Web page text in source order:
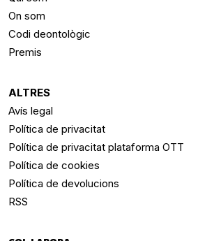
On som
Codi deontològic
Premis
ALTRES
Avís legal
Política de privacitat
Política de privacitat plataforma OTT
Política de cookies
Política de devolucions
RSS